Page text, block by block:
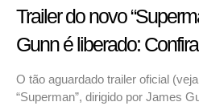
Trailer do novo
Gunn é liberado:
O tão aguardado trailer oficial
“Superman”, dirigido por James